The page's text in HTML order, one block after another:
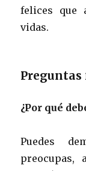
felices que
vidas.
Preguntas
¿Por qué
Puedes